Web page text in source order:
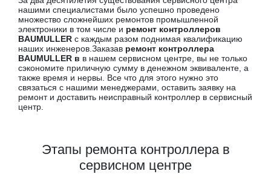
нашими специалистами было успешно проведено
множество сложнейших ремонтов промышленной
электроники в том числе и ремонт контроллеров
BAUMULLER с каждым разом поднимая квалификацию
наших инженеров.Заказав ремонт контроллера
BAUMULLER в в нашем сервисном центре, вы не только
сэкономите приличную сумму в денежном эквиваленте, а
также время и нервы. Все что для этого нужно это
связаться с нашими менеджерами, оставить заявку на
ремонт и доставить неисправный контроллер в сервисный
центр.
Этапы ремонта контроллера в
сервисном центре